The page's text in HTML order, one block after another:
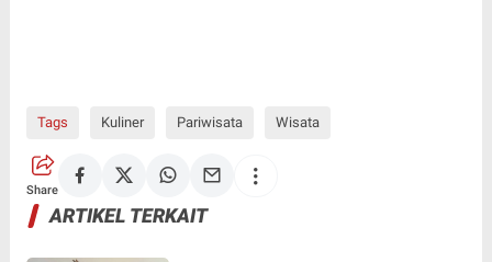
Tags Kuliner Pariwisata Wisata
Share
ARTIKEL TERKAIT